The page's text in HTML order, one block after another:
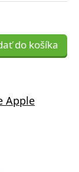
do košíka
Apple